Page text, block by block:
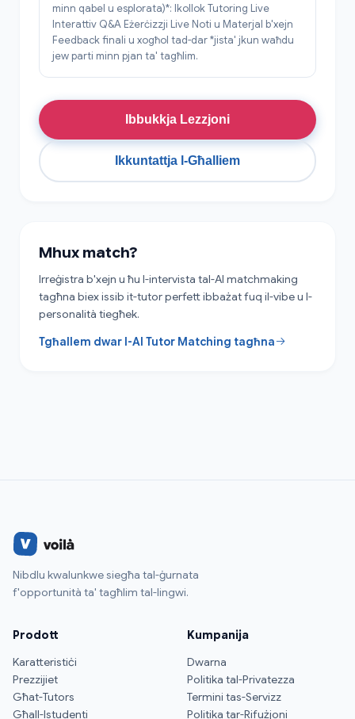
minn qabel u esplorata)*: Ikollok Tutoring Live
Interattiv Q&A Eżerċizzji Live Noti u Materjal b'xejn
Feedback finali u xogħol tad-dar *jista' jkun waħdu
jew parti minn pjan ta' tagħlim.
Ibbukkja Lezzjoni
Ikkuntattja l-Għalliem
Mhux match?
Irreġistra b'xejn u ħu l-intervista tal-AI matchmaking
tagħna biex issib it-tutor perfett ibbażat fuq il-vibe u l-
personalità tiegħek.
Tgħallem dwar l-AI Tutor Matching tagħna
Nibdlu kwalunkwe siegħa tal-ġurnata
f'opportunità ta' tagħlim tal-lingwi.
Prodott
Karatteristiċi
Prezzijiet
Għat-Tutors
Għall-Istudenti
Kumpanija
Dwarna
Politika tal-Privatezza
Termini tas-Servizz
Politika tar-Rifużjoni